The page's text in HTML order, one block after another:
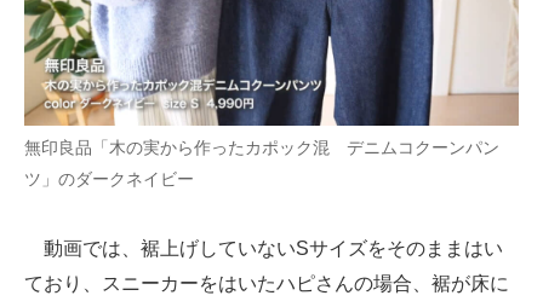
無印良品「木の実から作ったカポック混 デニムコクーンパン
ツ」のダークネイビー
動画では、裾上げしていないSサイズをそのままはい
ており、スニーカーをはいたハピさんの場合、裾が床に